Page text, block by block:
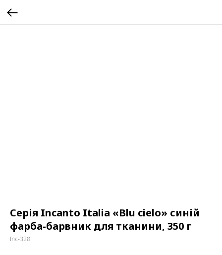
Серія Incanto Italia «Blu cielo» синій
фарба-барвник для тканини, 350 г
Inc-328